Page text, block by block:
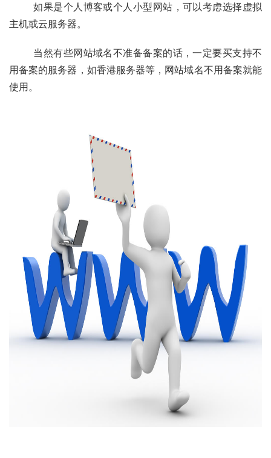
	如果是个人博客或个人小型网站，可以考虑选择虚拟
主机或云服务器。
用备案的服务器，如香港服务器等，网站域名不用备案就能
使用。